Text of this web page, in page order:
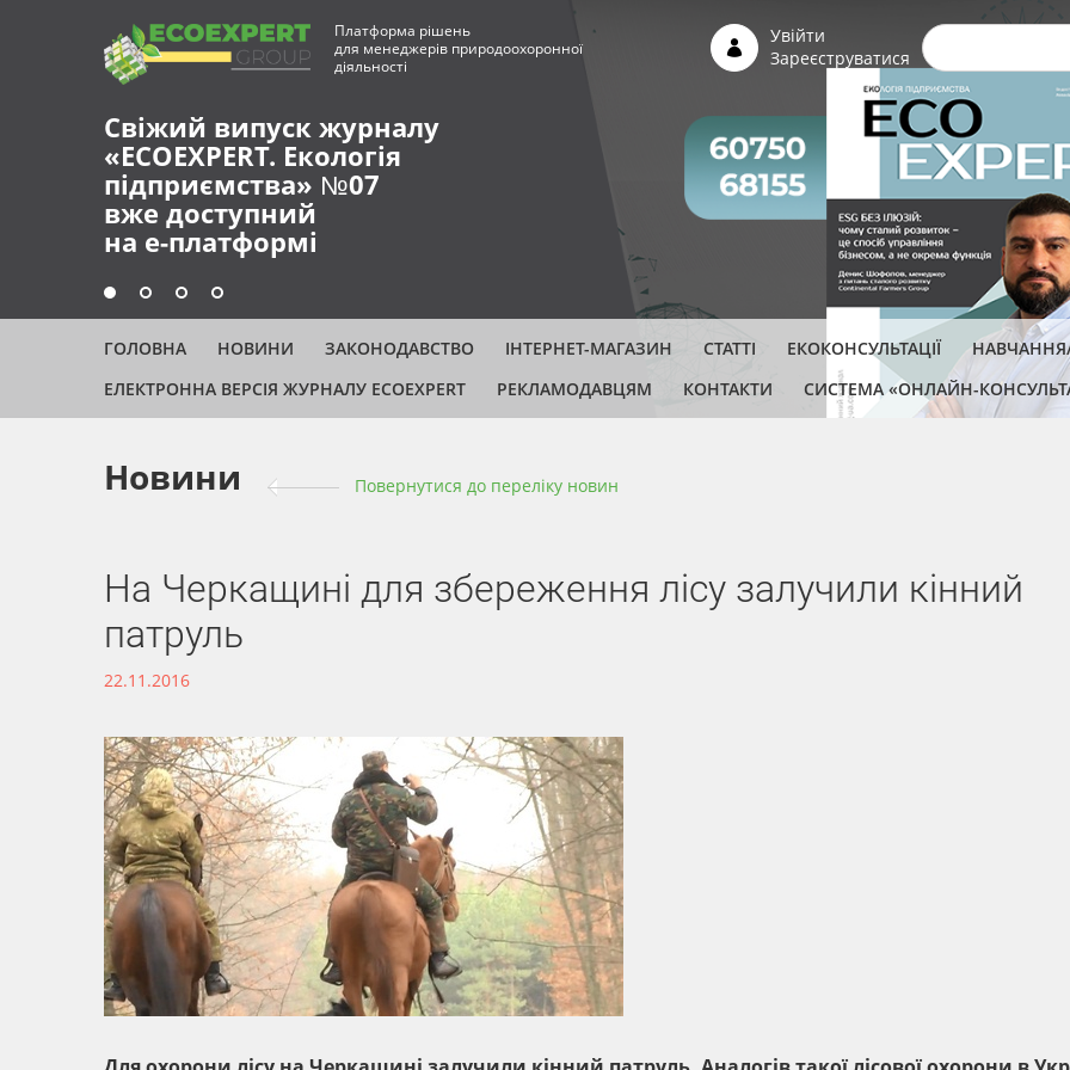
Свіжий випуск журналу
«ECOEXPERT. Екологія
підприємства» №07
вже доступний
на е-платформі
Платформа рішень
для менеджерів природоохоронної
діяльності
Увійти
Зареєструватися
ГОЛОВНА НОВИНИ ЗАКОНОДАВСТВО ІНТЕРНЕТ-МАГАЗИН СТАТТІ ЕКОКОНСУЛЬТАЦІЇ
НАВЧАННЯ/
ЕЛЕКТРОННА ВЕРСІЯ ЖУРНАЛУ ECOEXPERT
РЕКЛАМОДАВЦЯМ КОНТАКТИ СИСТЕМА «ОНЛАЙН-
Новини Повернутися до переліку новин
На Черкащині для збереження лісу залучили кінний
патруль
22.11.2016